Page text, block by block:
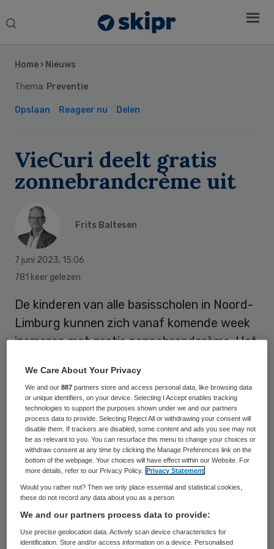
Search
Home › Nieuws
Thema: Preventie
Opslaan Reageer nu Delen
VieCuri deelt gratis
zonnebrandcrème uit
Frits Baltesen
7 juni 2023, 15:06
781 keer gelezen
De kinderen van alle basisscholen in Noord-
Limburg kunnen zich vanaf komende week
insmeren met gratis zonnebrandcrème. Het
dermatoloog bij ziekenhuis VieCuri in Venlo-
Venray.
“De zomer is een heerlijke tijd voor kinderen
om buiten te spelen. Geniet van de zon,
maar pas op voor verbranden”, zegt Van
Poppelen. “Kinderen beschermen tegen de
zon is de allerbelangrijkste manier om
huidkanker op latere leeftijd te voorkomen.
Sidebar
We Care About Your Privacy
We and our887 partners store and access personal data, like browsing data
or unique identifiers, on your device. Selecting I Accept enables tracking
technologies to support the purposes shown under we and our partners
process data to provide. Selecting Reject All or withdrawing your consent will
disable them. If trackers are disabled, some content and ads you see may not
be as relevant to you. You can resurface this menu to change your choices or
withdraw consent at any time by clicking the Manage Preferences link on the
bottom of the webpage. Your choices will have effect within our Website. For
more details, refer to our Privacy Policy.
Privacy Statement
Would you rather not? Then we only place essential and statistical cookies,
these do not record any data about you as a person
We and our partners process data to provide:
Use precise geolocation data. Actively scan device characteristics for
identification. Store and/or access information on a device. Personalised